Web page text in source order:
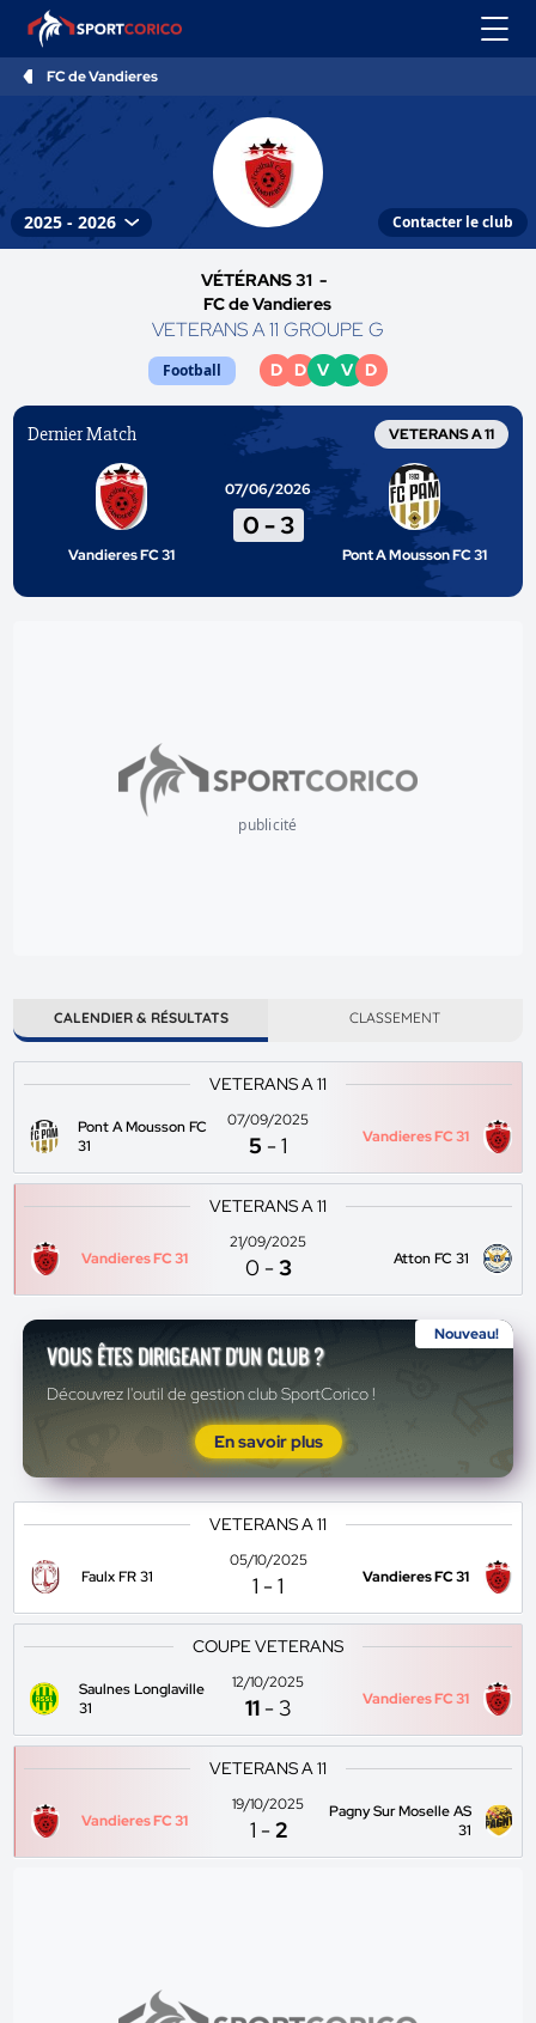
FC de Vandieres
Contacter le club
VÉTÉRANS 31 -
FC de Vandieres
VETERANS A 11 GROUPE G
Football D D V V D
Dernier Match VETERANS A 11
Vandieres FC 31
07/06/2026
0- 3
Pont A Mousson FC 31
publicité
CALENDIER & RÉSULTATS CLASSEMENT
VETERANS A 11
Pont A Mousson FC
31
07/09/2025
5 -1 Vandieres FC 31
VETERANS A 11
Vandieres FC 31
21/09/2025
0 -3 Atton FC 31
Nouveau!
VOUS ÊTES DIRIGEANT D'UN CLUB ?
Découvrez l'outil de gestion club SportCorico !
En savoir plus
VETERANS A 11
Faulx FR 31
05/10/2025
1 -1 Vandieres FC 31
COUPE VETERANS
Saulnes Longlaville
31
12/10/2025
11 - 3 Vandieres FC 31
VETERANS A 11
Vandieres FC 31
19/10/2025
1 -2
Pagny Sur Moselle AS
31